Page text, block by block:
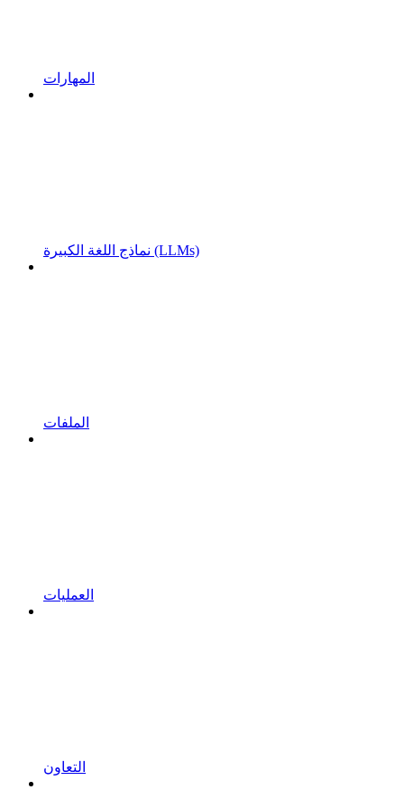
المهارات
نماذج اللغة الكبيرة (LLMs)
الملفات
العمليات
التعاون